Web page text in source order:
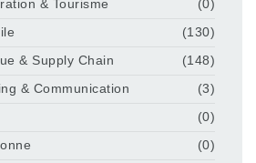
& Tourisme
(0)
(130)
& Supply Chain
(148)
& Communication
(3)
(0)
(0)